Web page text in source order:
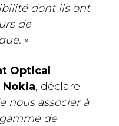
dont ils ont
de
»
Optical
, déclare :
nous associer à
de